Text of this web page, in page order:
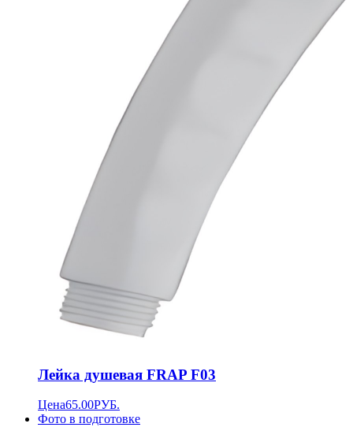
Лейка душевая FRAP F03
Цена65.00РУБ.
Фото в подготовке